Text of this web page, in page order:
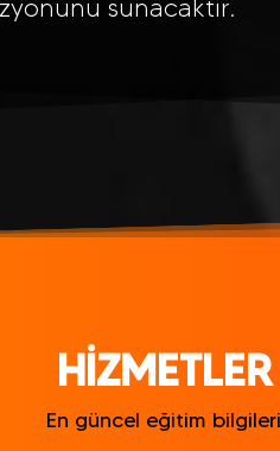
sunacaktır.
En güncel eğitim